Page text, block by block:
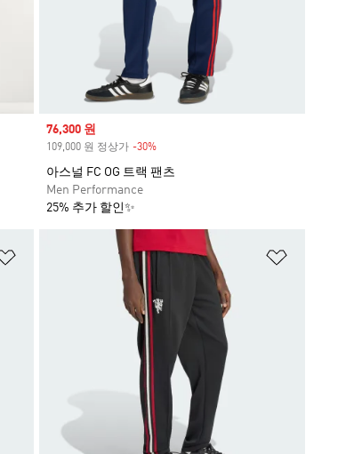
Sale price
76,300 원
109,000 원 정상가 -30%Discount
아스널 FC OG 트랙 팬츠
Men Performance
25% 추가 할인✨
위시리스트 담기